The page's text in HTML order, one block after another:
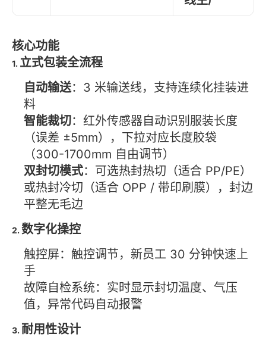
核心功能
1. 立式包装全流程
自动输送：3 米输送线，支持连续化挂装进
料
智能裁切：红外传感器自动识别服装长度
（误差 ±5mm），下拉对应长度胶袋
（300-1700mm 自由调节）
双封切模式：可选热封热切（适合 PP/PE）
或热封冷切（适合 OPP / 带印刷膜），封边
平整无毛边
2. 数字化操控
触控屏：触控调节，新员工 30 分钟快速上
手
故障自检系统：实时显示封切温度、气压
值，异常代码自动报警
3. 耐用性设计